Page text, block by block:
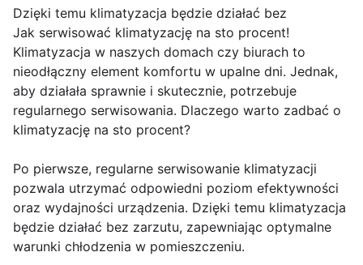
Dzięki temu klimatyzacja będzie działać bez
Jak serwisować klimatyzację na sto procent!
Klimatyzacja w naszych domach czy biurach to
nieodłączny element komfortu w upalne dni. Jednak,
aby działała sprawnie i skutecznie, potrzebuje
regularnego serwisowania. Dlaczego warto zadbać o
klimatyzację na sto procent?
Po pierwsze, regularne serwisowanie klimatyzacji
pozwala utrzymać odpowiedni poziom efektywności
oraz wydajności urządzenia. Dzięki temu klimatyzacja
będzie działać bez zarzutu, zapewniając optymalne
warunki chłodzenia w pomieszczeniu.